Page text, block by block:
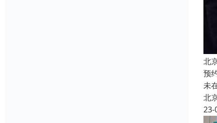
北
预
未
北
23-